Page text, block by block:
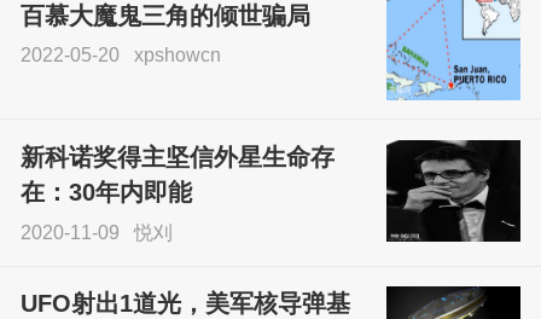
sskfn
百慕大魔鬼三角的倾世骗局
2022-05-20 xpshowcn
新科诺奖得主坚信外星生命存
在：30年内即能
2020-11-09 悦刈
UFO射出1道光，美军核导弹基